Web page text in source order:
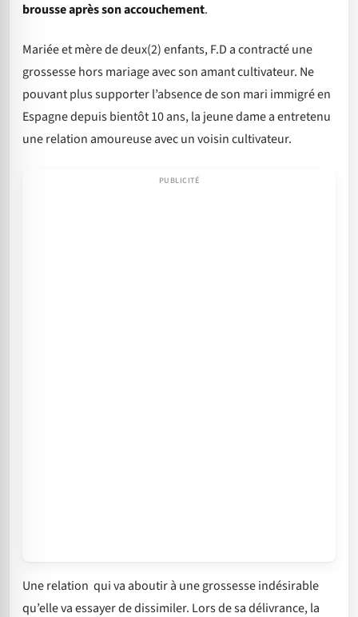
brousse après son accouchement.
Mariée et mère de deux(2) enfants, F.D a contracté une
grossesse hors mariage avec son amant cultivateur. Ne
pouvant plus supporter l’absence de son mari immigré en
Espagne depuis bientôt 10 ans, la jeune dame a entretenu
une relation amoureuse avec un voisin cultivateur.
Une relation qui va aboutir à une grossesse indésirable
qu’elle va essayer de dissimiler. Lors de sa délivrance, la